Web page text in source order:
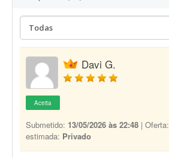
Davi G.
Aceita
Submetido: 13/05/2026 às 22:48 | Oferta:
estimada: Privado